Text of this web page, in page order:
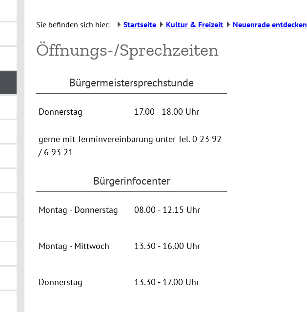
Sie befinden sich hier: Startseite Kultur & Freizeit Neuenrade entdecken
Öffnungs-/Sprechzeiten
Bürgermeistersprechstunde
Donnerstag 17.00 - 18.00 Uhr
gerne mit Terminvereinbarung unter Tel. 0 23 92
/ 6 93 21
Bürgerinfocenter
Montag - Donnerstag 08.00 - 12.15 Uhr
Montag - Mittwoch 13.30 - 16.00 Uhr
Donnerstag 13.30 - 17.00 Uhr